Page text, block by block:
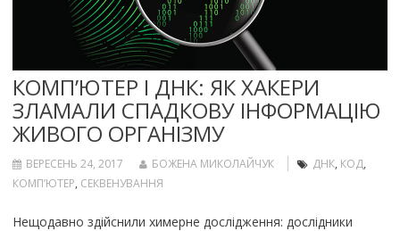
КОМП’ЮТЕР І ДНК: ЯК ХАКЕРИ
ЗЛАМАЛИ СПАДКОВУ ІНФОРМАЦІЮ
ЖИВОГО ОРГАНІЗМУ
ВЕРЕСЕНЬ 24, 2017 БОЖЕНА МИКОЛАЙЧУК ДНК, КОД,
КОМП’ЮТЕР, СЕКВЕНУВАННЯ
Нещодавно здійснили химерне дослідження: дослідники